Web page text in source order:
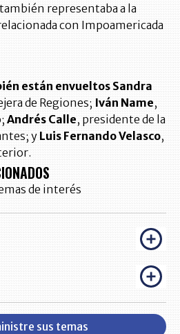
representaba a la
con Impoamericada
están envueltos Sandra
de Regiones; Iván Name,
Andrés Calle, presidente de la
yLuis Fernando Velasco,
de interés
sus temas